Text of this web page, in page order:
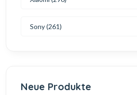
Sony (261)
Neue Produkte